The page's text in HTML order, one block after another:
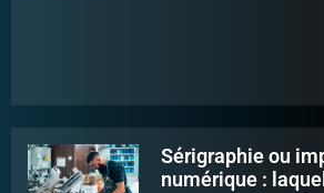
Sérigraphie ou
numérique :